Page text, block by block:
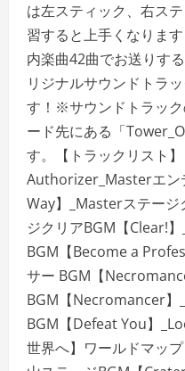
は左スティック、右ス
習すると上手くなりま
内楽曲42曲でお送りす
リジナルサウンドトラ
す！※サウンドトラッ
ード先にある「
す。【トラックリスト
Authorizer_Masterエン
Way】_Masterステージ
ジクリアBGM【Clear!
BGM【Become a
サー BGM【
BGM【Necromancer】
BGM【Defeat You】
世界へ】ワールドマッ